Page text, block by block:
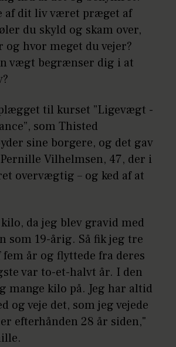
af dit liv været præget af
du skyld og skam over,
og hvor meget du vejer?
vægt begrænser dig i at
til kurset ”Ligevægt -
som Thisted
sine borgere, og det gav
Vilhelmsen, 47, der i
overvægtig – og ked af at
kilo, da jeg blev gravid med
som 19-årig. Så fik jeg tre
år og flyttede fra deres
var to-et-halvt år. I den
mange kilo på. Jeg har altid
og veje det, som jeg vejede
efterhånden 28 år siden,"